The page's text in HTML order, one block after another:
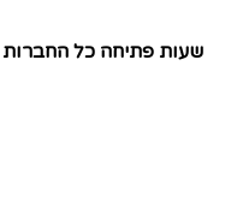
שעות פתיחה כל החברות